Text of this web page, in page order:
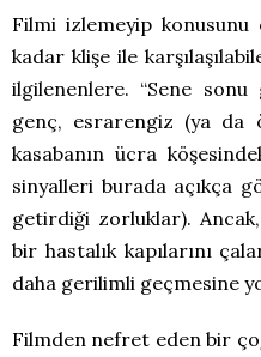
Filmi izlemeyip konusunu
kadar klişe ile
ilgilenenlere. “Sene
genç, esrarengiz (ya da
kasabanın ücra
sinyalleri burada açıkça
getirdiği zorluklar).
bir hastalık kapılarını
daha gerilimli geçmesine
Filmden nefret eden bir